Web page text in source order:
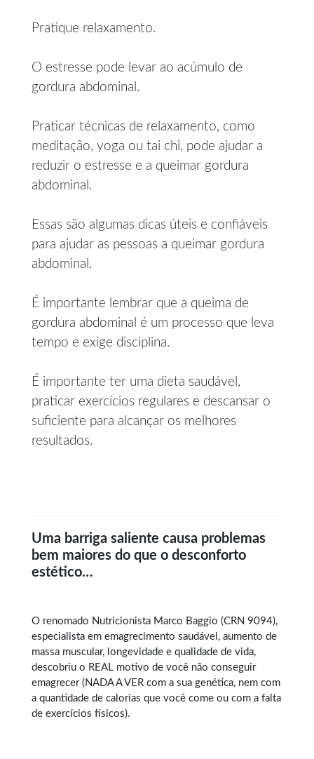
Pratique relaxamento.
O estresse pode levar ao acúmulo de
gordura abdominal.
Praticar técnicas de relaxamento, como
meditação, yoga ou tai chi, pode ajudar a
reduzir o estresse e a queimar gordura
abdominal.
Essas são algumas dicas úteis e confiáveis
para ajudar as pessoas a queimar gordura
abdominal.
É importante lembrar que a queima de
gordura abdominal é um processo que leva
tempo e exige disciplina.
É importante ter uma dieta saudável,
praticar exercícios regulares e descansar o
suficiente para alcançar os melhores
resultados.
Uma barriga saliente causa problemas
bem maiores do que o desconforto
estético…
O renomado Nutricionista Marco Baggio (CRN 9094),
especialista em emagrecimento saudável , aumento de
massa muscular, longevidade e qualidade de vida,
descobriu o REAL motivo de você não conseguir
emagrecer (NADA A VER com a sua genética, nem com
a quantidade de calorias que você come ou com a falta
de exercícios físicos).